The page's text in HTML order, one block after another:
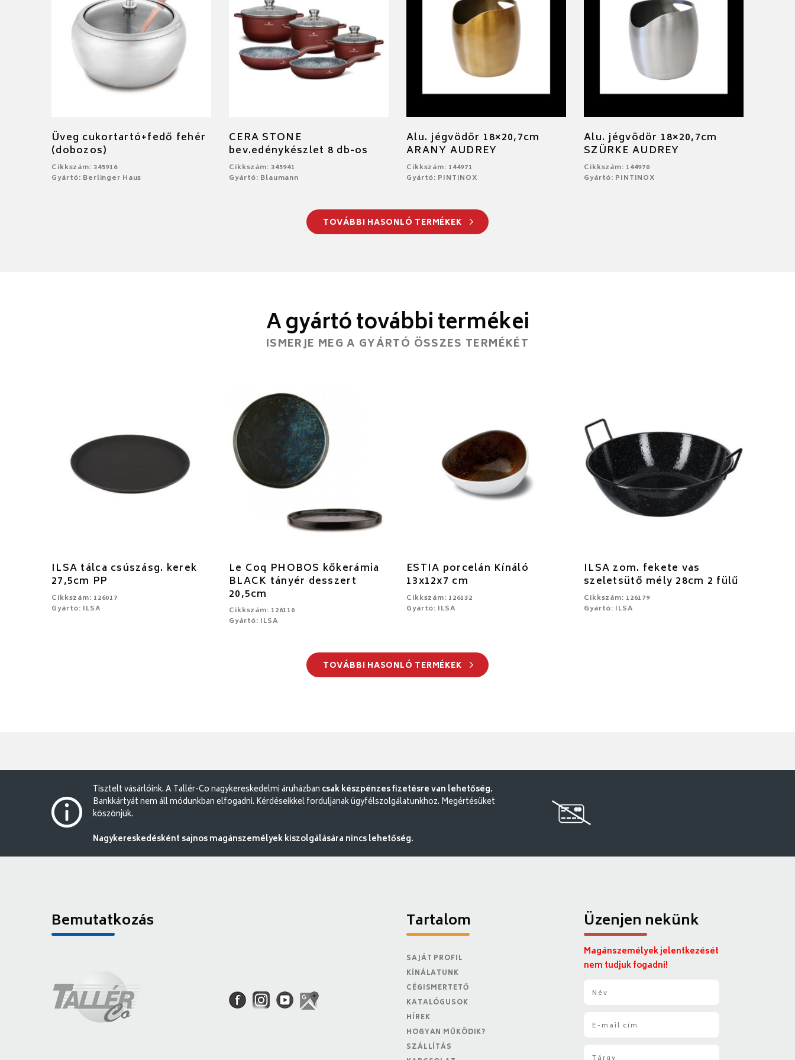
Üveg cukortartó+fedő fehér
(dobozos)
Cikkszám: 345916
Gyártó: Berlinger Haus
CERA STONE
bev.edénykészlet 8 db-os
Cikkszám: 345941
Gyártó: Blaumann
Alu. jégvödör 18×20,7cm
ARANY AUDREY
Cikkszám: 144971
Gyártó: PINTINOX
Alu. jégvödör 18×20,7cm
SZÜRKE AUDREY
Cikkszám: 144970
Gyártó: PINTINOX
TOVÁBBI HASONLÓ TERMÉKEK
A gyártó további termékei
ISMERJE MEG A GYÁRTÓ ÖSSZES TERMÉKÉT
ILSA tálca csúszásg. kerek
27,5cm PP
Cikkszám: 126017
Gyártó: ILSA
Le Coq PHOBOS kőkerámia
BLACK tányér desszert
20,5cm
Cikkszám: 126110
Gyártó: ILSA
ESTIA porcelán Kínáló
13x12x7 cm
Cikkszám: 126132
Gyártó: ILSA
ILSA zom. fekete vas
szeletsütő mély 28cm 2 fülű
Cikkszám: 126179
Gyártó: ILSA
TOVÁBBI HASONLÓ TERMÉKEK
Tisztelt vásárlóink. A Tallér-Co nagykereskedelmi áruházban csak készpénzes fizetésre van lehetőség.
Bankkártyát nem áll módunkban elfogadni. Kérdéseikkel forduljanak ügyfélszolgálatunkhoz. Megértésüket
köszönjük.
Nagykereskedésként sajnos magánszemélyek kiszolgálására nincs lehetőség.
Bemutatkozás Tartalom
SAJÁT PROFIL
KÍNÁLATUNK
CÉGISMERTETŐ
KATALÓGUSOK
HÍREK
HOGYAN MŰKÖDIK?
SZÁLLÍTÁS
Üzenjen nekünk
Magánszemélyek jelentkezését
nem tudjuk fogadni!